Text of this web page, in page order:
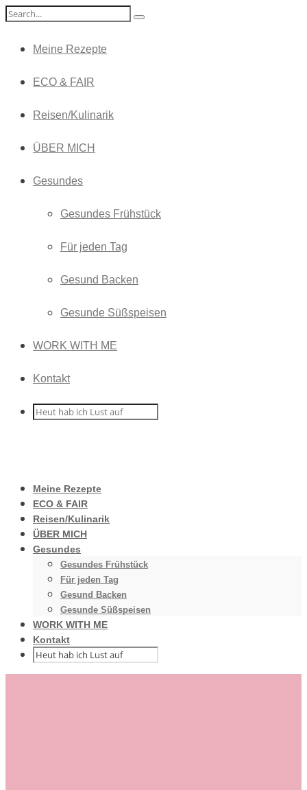
Meine Rezepte
ECO & FAIR
Reisen/Kulinarik
ÜBER MICH
Gesundes
Gesundes Frühstück
Für jeden Tag
Gesund Backen
Gesunde Süßspeisen
WORK WITH ME
Kontakt
Meine Rezepte
ECO & FAIR
Reisen/Kulinarik
ÜBER MICH
Gesundes
Gesundes Frühstück
Für jeden Tag
Gesund Backen
Gesunde Süßspeisen
WORK WITH ME
Kontakt